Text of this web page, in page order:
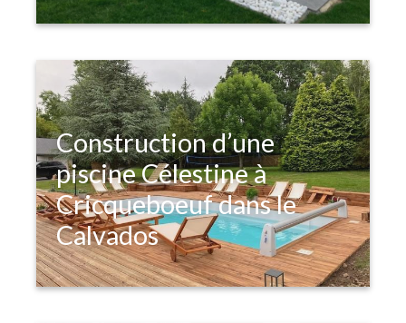
piscine
Construction d’une
piscine Célestine à
Cricqueboeuf dans le
Calvados